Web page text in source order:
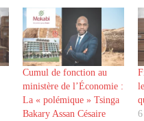
Cumul de fonction au
ministère de l’Économie :
La « polémique » Tsinga
Bakary Assan Césaire